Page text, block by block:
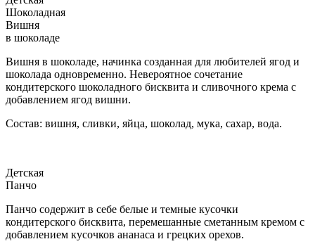
Шоколадная
Вишня
в шоколаде
Вишня в шоколаде, начинка созданная для любителей ягод и
шоколада одновременно. Невероятное сочетание
кондитерского шоколадного бисквита и сливочного крема с
добавлением ягод вишни.
Состав: вишня, сливки, яйца, шоколад, мука, сахар, вода.
Детская
Панчо
Панчо содержит в себе белые и темные кусочки
кондитерского бисквита, перемешанные сметанным кремом с
добавлением кусочков ананаса и грецких орехов.